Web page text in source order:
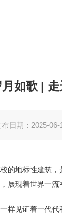
月如歌 |
布日期：2025-06-
的地标性建筑
展现着世界一流
样见证着一代